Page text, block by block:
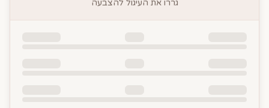
גררו את העיגול להצבעה